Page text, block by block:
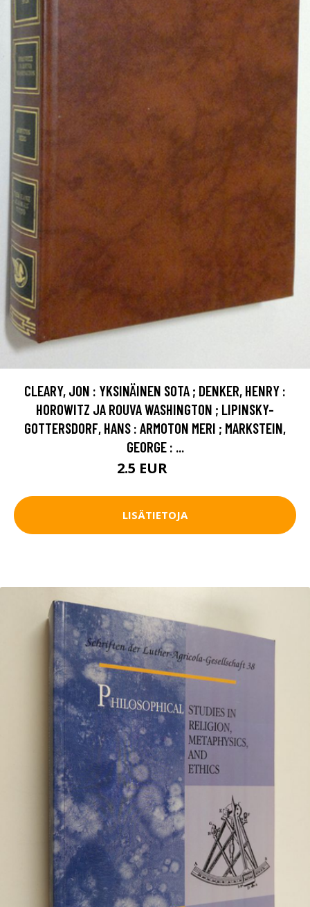
CLEARY, JON : YKSINÄINEN SOTA ; DENKER, HENRY :
HOROWITZ JA ROUVA WASHINGTON ; LIPINSKY-
GOTTERSDORF, HANS : ARMOTON MERI ; MARKSTEIN,
GEORGE : ...
2.5 EUR
LISÄTIETOJA